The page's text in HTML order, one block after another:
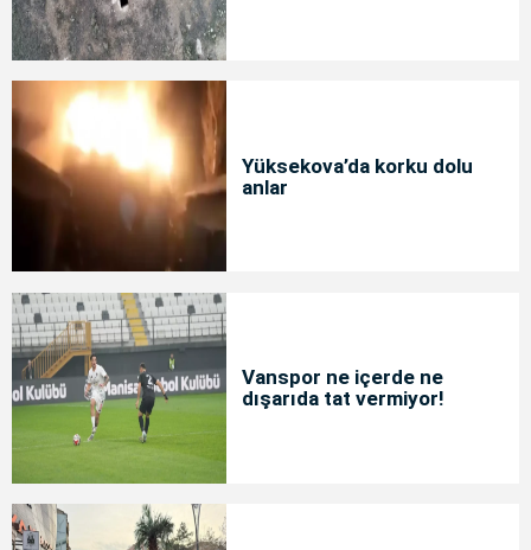
Yüksekova’da korku dolu
anlar
Vanspor ne içerde ne
dışarıda tat vermiyor!